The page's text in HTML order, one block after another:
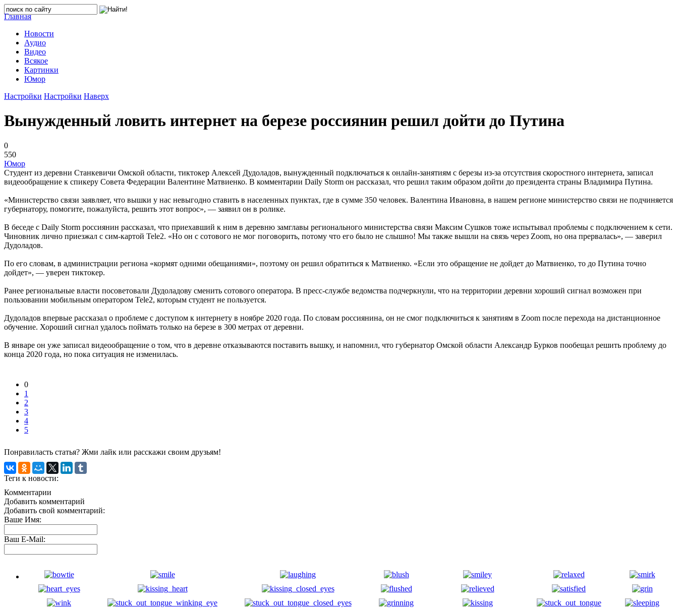
Главная
Новости
Аудио
Видео
Всякое
Картинки
Юмор
Настройки Настройки Наверх
Вынужденный ловить интернет на березе россиянин решил дойти до Путина
0
550
Юмор
Студент из деревни Станкевичи Омской области, тиктокер Алексей Дудоладов, вынужденный подключаться к онлайн-занятиям с березы из-за отсутствия скоростного интернета, записал
видеообращение к спикеру Совета Федерации Валентине Матвиенко. В комментарии Daily Storm он рассказал, что решил таким образом дойти до президента страны Владимира Путина.
«Министерство связи заявляет, что вышки у нас невыгодно ставить в населенных пунктах, где в сумме 350 человек. Валентина Ивановна, в нашем регионе министерство связи не подчиняется
губернатору, помогите, пожалуйста, решить этот вопрос», — заявил он в ролике.
В беседе с Daily Storm россиянин рассказал, что приехавший к ним в деревню замглавы регионального министерства связи Максим Сушков тоже испытывал проблемы с подключением к сети.
Чиновник лично приезжал с сим-картой Tele2. «Но он с сотового не мог поговорить, потому что его было не слышно! Мы также вышли на связь через Zoom, но она прервалась», — заверил
Дудоладов.
По его словам, в администрации региона «кормят одними обещаниями», поэтому он решил обратиться к Матвиенко. «Если это обращение не дойдет до Матвиенко, то до Путина точно
дойдет», — уверен тиктокер.
Ранее региональные власти посоветовали Дудоладову сменить сотового оператора. В пресс-службе ведомства подчеркнули, что на территории деревни хороший сигнал возможен при
пользовании мобильным оператором Tele2, которым студент не пользуется.
Дудоладов впервые рассказал о проблеме с доступом к интернету в ноябре 2020 года. По словам россиянина, он не смог подключиться к занятиям в Zoom после перехода на дистанционное
обучение. Хороший сигнал удалось поймать только на березе в 300 метрах от деревни.
В январе он уже записал видеообращение о том, что в деревне отказываются поставить вышку, и напомнил, что губернатор Омской области Александр Бурков пообещал решить проблему до
конца 2020 года, но пока ситуация не изменилась.
0
1
2
3
4
5
Понравиласть статья? Жми лайк или расскажи своим друзьям!
Теги к новости:
Комментарии
Добавить комментарий
Добавить свой комментарий:
Ваше Имя:
Ваш E-Mail: